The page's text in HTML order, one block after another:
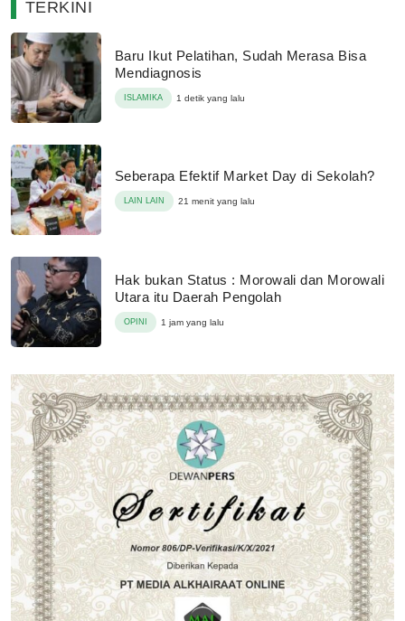
TERKINI
Baru Ikut Pelatihan, Sudah Merasa Bisa
Mendiagnosis
ISLAMIKA 1 detik yang lalu
Seberapa Efektif Market Day di Sekolah?
LAIN LAIN 21 menit yang lalu
Hak bukan Status : Morowali dan Morowali
Utara itu Daerah Pengolah
OPINI 1 jam yang lalu